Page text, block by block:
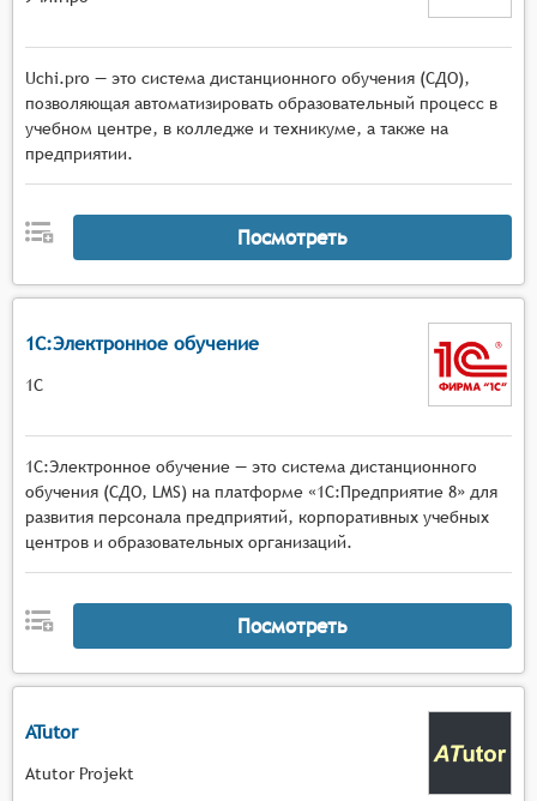
Uchi.pro — это система дистанционного обучения (СДО),
позволяющая автоматизировать образовательный процесс в
учебном центре, в колледже и техникуме, а также на
предприятии.
Посмотреть
1С:Электронное обучение
1С
1С:Электронное обучение — это система дистанционного
обучения (СДО, LMS) на платформе «1С:Предприятие 8» для
развития персонала предприятий, корпоративных учебных
центров и образовательных организаций.
Посмотреть
ATutor
Atutor Projekt